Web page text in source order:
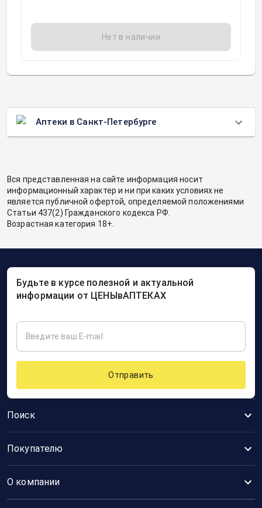
Нет в наличии
Аптеки в Санкт-Петербурге
Вся представленная на сайте информация носит
информационный характер и ни при каких условиях не
является публичной офертой, определяемой положениями
Статьи 437(2) Гражданского кодекса РФ.
Возрастная категория 18+.
Поиск
Покупателю
О компании
Будьте в курсе полезной и актуальной
информации от ЦЕНЫвАПТЕКАХ
Отправить